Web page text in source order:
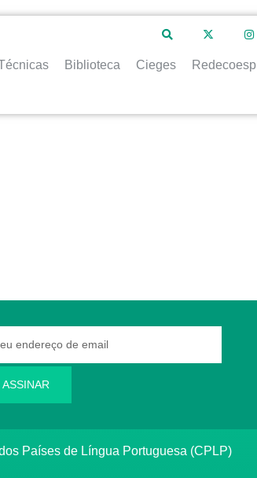
Biblioteca Cieges Redecoesp
ASSINAR
Países de Língua Portuguesa (CPLP)